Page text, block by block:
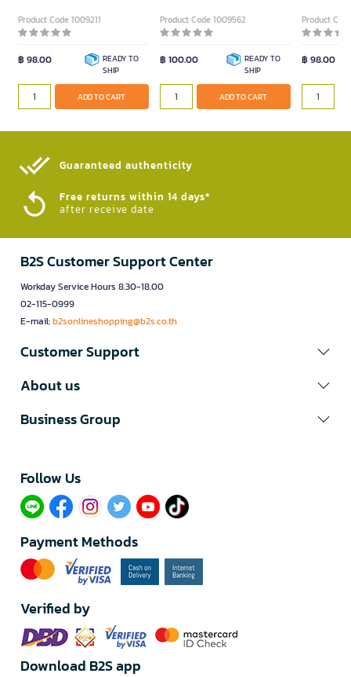
Product Code 1009211
฿ 98.00
READY TO
SHIP
ADD TO CART
Product Code 1009562
฿ 100.00
READY TO
SHIP
ADD TO CART
Product
฿ 98.00
Guaranteed authenticity​
Free returns within 14 days*
after receive date
B2S Customer Support Center
Workday Service Hours 8.30-18.00
02-115-0999
E-mail:b2sonlineshopping@b2s.co.th
Customer Support
About us
Business Group
Follow Us​
Payment Methods
Verified by
Download B2S app